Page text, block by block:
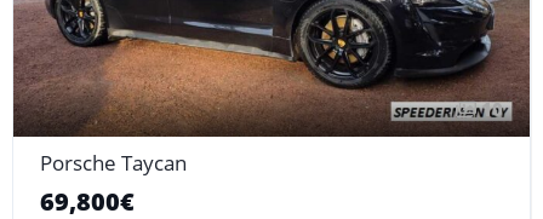
10
Porsche Taycan
69,800€